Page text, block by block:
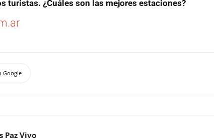
turistas. ¿Cuáles son las mejores estaciones?
Google
Paz Vivo